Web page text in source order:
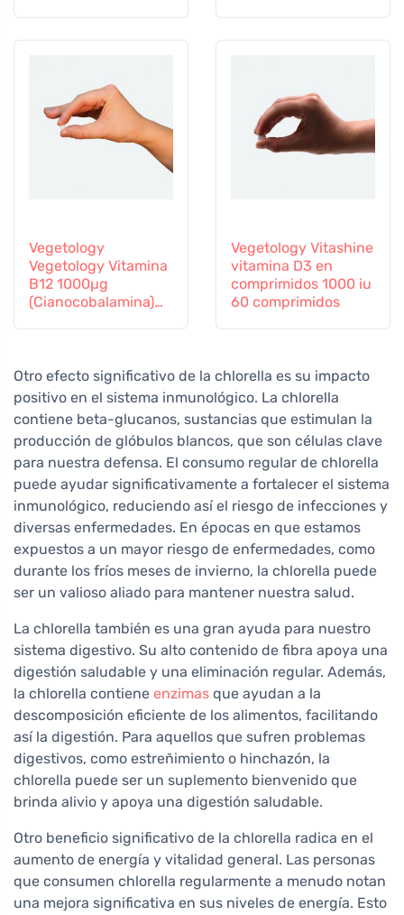
Vegetology
Vegetology Vitamina
B12 1000µg
(Cianocobalamina)
Vegetology Vitashine
vitamina D3 en
comprimidos 1000 iu
60 comprimidos
Otro efecto significativo de la chlorella es su impacto
positivo en el sistema inmunológico. La chlorella
contiene beta-glucanos, sustancias que estimulan la
producción de glóbulos blancos, que son células clave
para nuestra defensa. El consumo regular de chlorella
puede ayudar significativamente a fortalecer el sistema
inmunológico, reduciendo así el riesgo de infecciones y
diversas enfermedades. En épocas en que estamos
expuestos a un mayor riesgo de enfermedades, como
durante los fríos meses de invierno, la chlorella puede
ser un valioso aliado para mantener nuestra salud.
La chlorella también es una gran ayuda para nuestro
sistema digestivo. Su alto contenido de fibra apoya una
digestión saludable y una eliminación regular. Además,
la chlorella contiene enzimas que ayudan a la
descomposición eficiente de los alimentos, facilitando
así la digestión. Para aquellos que sufren problemas
digestivos, como estreñimiento o hinchazón, la
chlorella puede ser un suplemento bienvenido que
brinda alivio y apoya una digestión saludable.
Otro beneficio significativo de la chlorella radica en el
aumento de energía y vitalidad general. Las personas
que consumen chlorella regularmente a menudo notan
una mejora significativa en sus niveles de energía. Esto